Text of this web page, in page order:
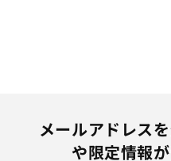
メールアドレス
や限定情報